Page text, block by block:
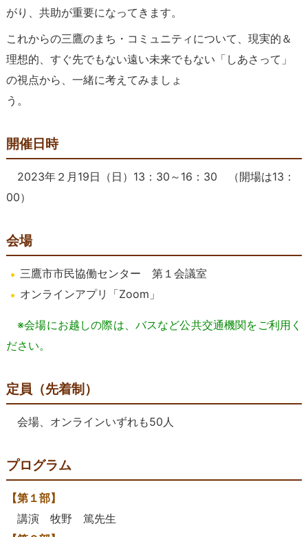
がり、共助が重要になってきます。
これからの三鷹のまち・コミュニティについて、現実的＆
理想的、すぐ先でもない遠い未来でもない「しあさって」
の視点から、一緒に考えてみましょ
う。
開催日時
2023年２月19日（日）13：30～16：30 （開場は13：
00）
会場
三鷹市市民協働センター 第１会議室
オンラインアプリ「Zoom」
※会場にお越しの際は、バスなど公共交通機関をご利用く
ださい。
定員（先着制）
会場、オンラインいずれも50人
プログラム
【第１部】
講演 牧野 篤先生